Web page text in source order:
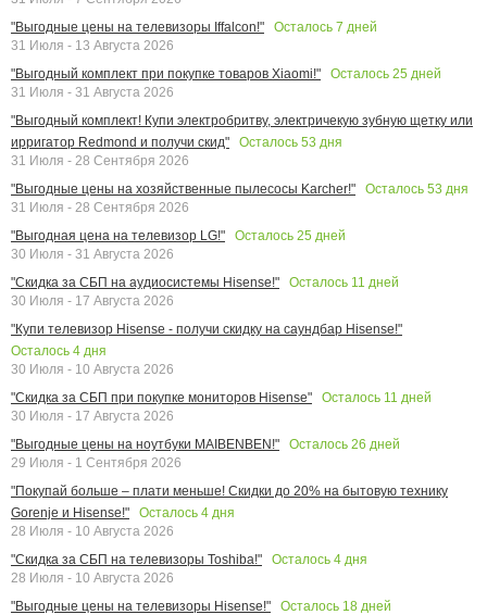
"Выгодные цены на телевизоры Iffalcon!"
Осталось 7 дней
31 Июля - 13 Августа 2026
"Выгодный комплект при покупке товаров Xiaomi!"
Осталось 25 дней
31 Июля - 31 Августа 2026
"Выгодный комплект! Купи электробритву, электричекую зубную щетку или
ирригатор Redmond и получи скид"
Осталось 53 дня
31 Июля - 28 Сентября 2026
"Выгодные цены на хозяйственные пылесосы Karcher!"
Осталось 53 дня
31 Июля - 28 Сентября 2026
"Выгодная цена на телевизор LG!"
Осталось 25 дней
30 Июля - 31 Августа 2026
"Скидка за СБП на аудиосистемы Hisense!"
Осталось 11 дней
30 Июля - 17 Августа 2026
"Купи телевизор Hisense - получи скидку на саундбар Hisense!"
Осталось 4 дня
30 Июля - 10 Августа 2026
"Скидка за СБП при покупке мониторов Hisense"
Осталось 11 дней
30 Июля - 17 Августа 2026
"Выгодные цены на ноутбуки MAIBENBEN!"
Осталось 26 дней
29 Июля - 1 Сентября 2026
"Покупай больше – плати меньше! Скидки до 20% на бытовую технику
Gorenje и Hisense!"
Осталось 4 дня
28 Июля - 10 Августа 2026
"Скидка за СБП на телевизоры Toshiba!"
Осталось 4 дня
28 Июля - 10 Августа 2026
"Выгодные цены на телевизоры Hisense!"
Осталось 18 дней